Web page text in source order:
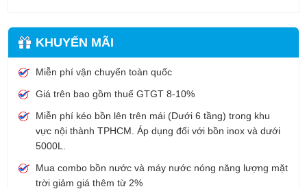
KHUYẾN MÃI
Miễn phí vận chuyển toàn quốc
Giá trên bao gồm thuế GTGT 8-10%
Miễn phí kéo bồn lên trên mái (Dưới 6 tầng) trong khu
vực nội thành TPHCM. Áp dụng đối với bồn inox và dưới
5000L.
Mua combo bồn nước và máy nước nóng năng lượng mặt
trời giảm giá thêm từ 2%